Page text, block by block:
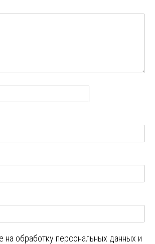
на обработку персональных данных и